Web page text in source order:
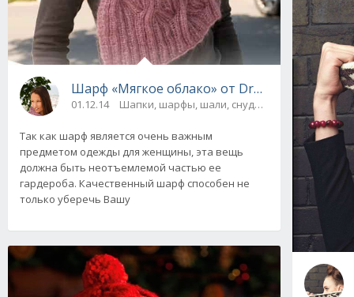
Шарф «Мягкое облако» от Drops Design,
01.12.14 Шапки, шарфы, шали, снуды и палантины
Так как шарф является очень важным
предметом одежды для женщины, эта вещь
должна быть неотъемлемой частью ее
гардероба. Качественный шарф способен не
только уберечь Вашу